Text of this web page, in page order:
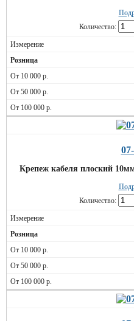
Количество:
Крепеж кабеля плоский
Количество: